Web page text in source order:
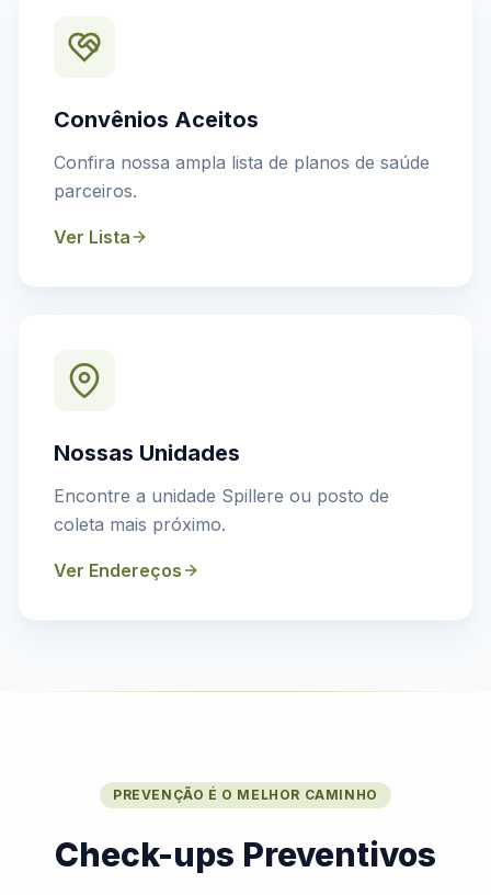
Convênios Aceitos
Confira nossa ampla lista de planos de saúde
parceiros.
Ver Lista
Nossas Unidades
Encontre a unidade Spillere ou posto de
coleta mais próximo.
Ver Endereços
PREVENÇÃO É O MELHOR CAMINHO
Check-ups Preventivos